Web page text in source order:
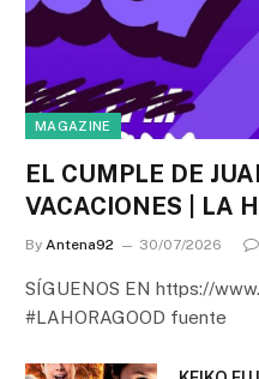
MAGAZINE
EL CUMPLE DE
VACACIONES | LA
By Antena92 30/07/2026
SÍGUENOS EN https://
#LAHORAGOOD fuente